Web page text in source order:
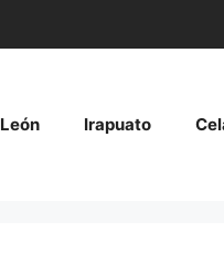
León Irapuato